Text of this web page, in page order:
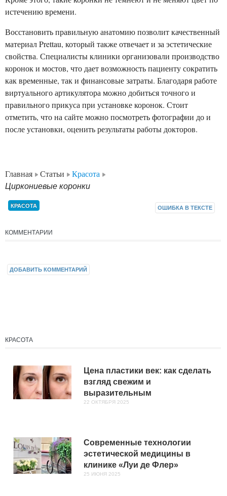
истечению времени.
Восстановить правильную анатомию позволит качественный
материал Prettau, который также отвечает и за эстетические
свойства. Специалисты клиники организовали производство
коронок и мостов, что дает возможность пациенту сократить
как временные, так и финансовые затраты. Благодаря работе
виртуального артикулятора можно добиться точного и
правильного прикуса при установке коронок. Стоит
отметить, что на сайте можно посмотреть фотографии до и
после установки, оценить результаты работы докторов.
Главная Статьи
Красота
Циркониевые коронки
КРАСОТА ОШИБКА В ТЕКСТЕ
КОММЕНТАРИИ
ДОБАВИТЬ КОММЕНТАРИЙ
КРАСОТА
Цена пластики век: как сделать
взгляд свежим и
выразительным
22 ОКТЯБРЯ 2025
Современные технологии
эстетической медицины в
клинике «Луи де Флер»
25 ИЮНЯ 2025